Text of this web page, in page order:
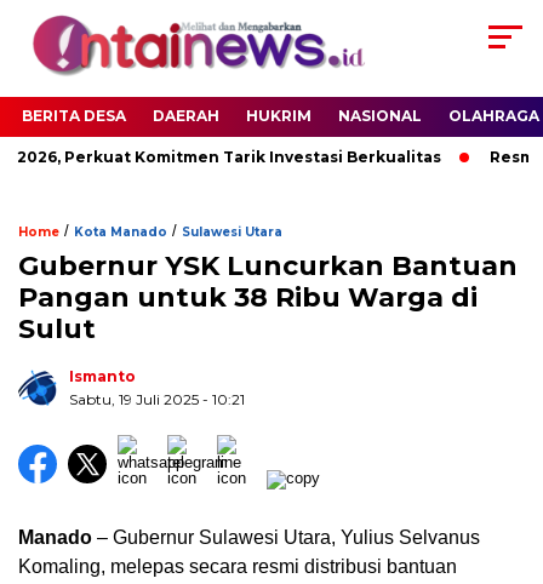
BERITA DESA DAERAH HUKRIM NASIONAL OLAHRAGA
Perkuat Komitmen Tarik Investasi Berkualitas
Home / Kota Manado / Sulawesi Utara
Gubernur YSK Luncurkan Bantuan
Pangan untuk 38 Ribu Warga di
Sulut
Ismanto
Sabtu, 19 Juli 2025 - 10:21
Manado – Gubernur Sulawesi Utara, Yulius Selvanus
Komaling, melepas secara resmi distribusi bantuan